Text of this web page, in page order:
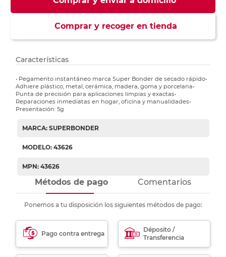
Comprar y recoger en tienda
Características
• Pegamento instantáneo marca Super Bonder de secado rápido•
Adhiere plástico, metal, cerámica, madera, goma y porcelana•
Punta de precisión para aplicaciones limpias y exactas•
Reparaciones inmediatas en hogar, oficina y manualidades•
Presentación: 5g
MARCA: SUPERBONDER
MODELO: 43626
MPN: 43626
Métodos de pago Comentarios
Ponemos a tu disposición los siguientes métodos de pago:
Pago contra entrega
Déposito /
Transferencia